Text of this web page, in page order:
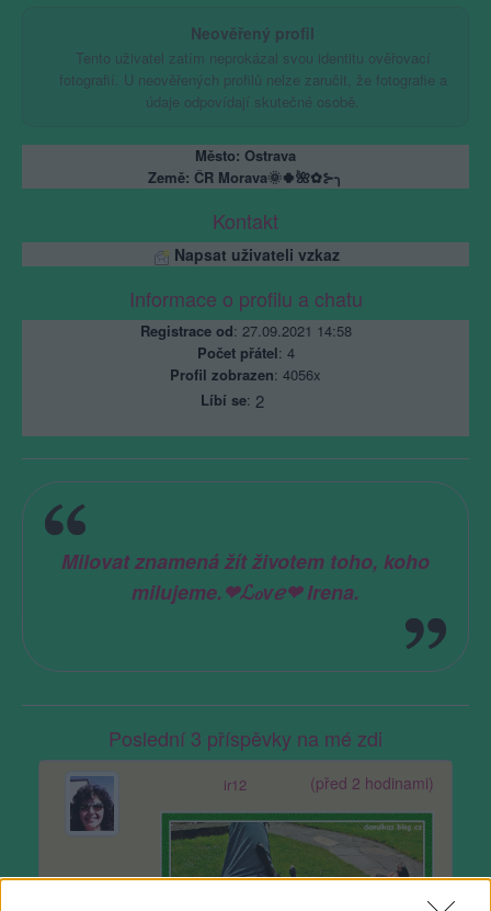
Neověřený profil
Tento uživatel zatím neprokázal svou identitu ověřovací
fotografií. U neověřených profilů nelze zaručit, že fotografie a
údaje odpovídají skutečné osobě.
Město: Ostrava
Země: ČR Morava🌞🍀🌺✿⊱╮
Kontakt
Napsat uživateli vzkaz
Informace o profilu a chatu
Registrace od: 27.09.2021 14:58
Počet přátel: 4
Profil zobrazen: 4056x
Líbí se: 2
Milovat znamená žít životem toho, koho
milujeme.❤ℒℴvℯ❤ Irena.
Poslední 3 příspěvky na mé zdi
ir12 (před 2 hodinami)